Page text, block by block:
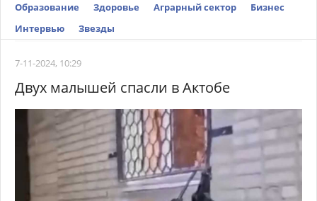
Образование
Здоровье Аграрный сектор
Бизнес
Интервью
Звезды
7-11-2024, 10:29
Двух малышей спасли в Актобе